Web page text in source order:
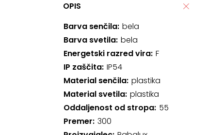
OPIS
Barva senčila bela
Barva svetila bela
Energetski razred vira F
IP zaščita IP54
Material senčila plastika
Material svetila plastika
Oddaljenost od stropa 55
Premer 300